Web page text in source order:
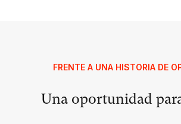
FRENTE A UNA HISTORIA DE
Una oportunidad